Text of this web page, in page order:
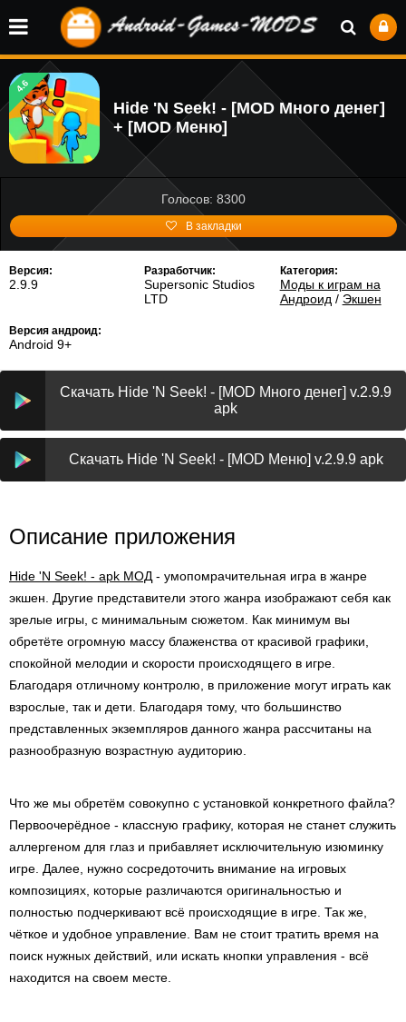
4.6
Hide 'N Seek! - [MOD Много денег]
+ [MOD Меню]
Голосов: 8300
В закладки
Версия:
2.9.9
Разработчик:
Supersonic Studios
LTD
Категория:
Моды к играм на
Андроид / Экшен
Версия андроид:
Android 9+
Скачать Hide 'N Seek! - [MOD Много денег] v.2.9.9
apk
Скачать Hide 'N Seek! - [MOD Меню] v.2.9.9 apk
Описание приложения
Hide 'N Seek! - apk МОД - умопомрачительная игра в жанре
экшен. Другие представители этого жанра изображают себя как
зрелые игры, с минимальным сюжетом. Как минимум вы
обретёте огромную массу блаженства от красивой графики,
спокойной мелодии и скорости происходящего в игре.
Благодаря отличному контролю, в приложение могут играть как
взрослые, так и дети. Благодаря тому, что большинство
представленных экземпляров данного жанра рассчитаны на
разнообразную возрастную аудиторию.
Что же мы обретём совокупно с установкой конкретного файла?
Первоочерёдное - классную графику, которая не станет служить
аллергеном для глаз и прибавляет исключительную изюминку
игре. Далее, нужно сосредоточить внимание на игровых
композициях, которые различаются оригинальностью и
полностью подчеркивают всё происходящие в игре. Так же,
чёткое и удобное управление. Вам не стоит тратить время на
поиск нужных действий, или искать кнопки управления - всё
находится на своем месте.